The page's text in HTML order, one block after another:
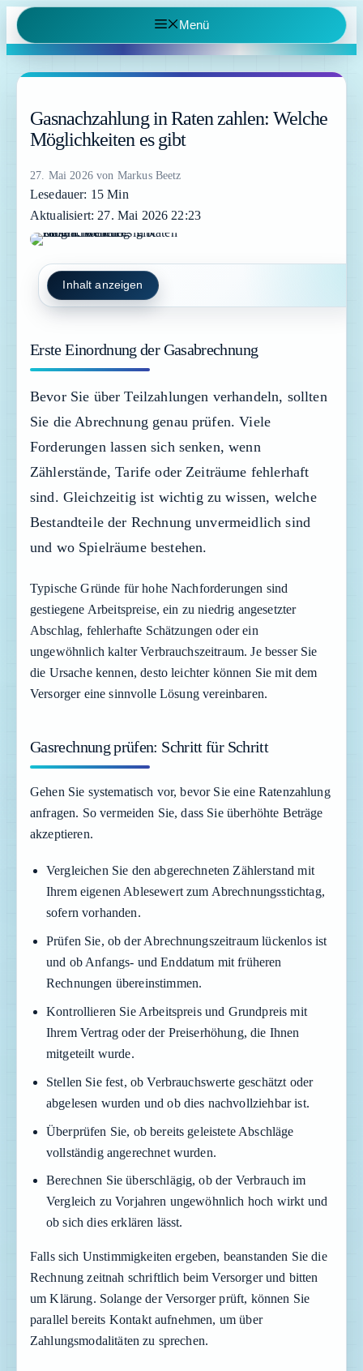
Zum
Inhalt
springen
Menü
Gasnachzahlung in Raten zahlen: Welche
Möglichkeiten es gibt
27. Mai 2026 von Markus Beetz
Lesedauer: 15 Min
Aktualisiert: 27. Mai 2026 22:23
Inhalt anzeigen
Erste Einordnung der Gasabrechnung
Bevor Sie über Teilzahlungen verhandeln, sollten
Sie die Abrechnung genau prüfen. Viele
Forderungen lassen sich senken, wenn
Zählerstände, Tarife oder Zeiträume fehlerhaft
sind. Gleichzeitig ist wichtig zu wissen, welche
Bestandteile der Rechnung unvermeidlich sind
und wo Spielräume bestehen.
Typische Gründe für hohe Nachforderungen sind
gestiegene Arbeitspreise, ein zu niedrig angesetzter
Abschlag, fehlerhafte Schätzungen oder ein
ungewöhnlich kalter Verbrauchszeitraum. Je besser Sie
die Ursache kennen, desto leichter können Sie mit dem
Versorger eine sinnvolle Lösung vereinbaren.
Gasrechnung prüfen: Schritt für Schritt
Gehen Sie systematisch vor, bevor Sie eine Ratenzahlung
anfragen. So vermeiden Sie, dass Sie überhöhte Beträge
akzeptieren.
Vergleichen Sie den abgerechneten Zählerstand mit
Ihrem eigenen Ablesewert zum Abrechnungsstichtag,
sofern vorhanden.
Prüfen Sie, ob der Abrechnungszeitraum lückenlos ist
und ob Anfangs- und Enddatum mit früheren
Rechnungen übereinstimmen.
Kontrollieren Sie Arbeitspreis und Grundpreis mit
Ihrem Vertrag oder der Preiserhöhung, die Ihnen
mitgeteilt wurde.
Stellen Sie fest, ob Verbrauchswerte geschätzt oder
abgelesen wurden und ob dies nachvollziehbar ist.
Überprüfen Sie, ob bereits geleistete Abschläge
vollständig angerechnet wurden.
Berechnen Sie überschlägig, ob der Verbrauch im
Vergleich zu Vorjahren ungewöhnlich hoch wirkt und
ob sich dies erklären lässt.
Falls sich Unstimmigkeiten ergeben, beanstanden Sie die
Rechnung zeitnah schriftlich beim Versorger und bitten
um Klärung. Solange der Versorger prüft, können Sie
parallel bereits Kontakt aufnehmen, um über
Zahlungsmodalitäten zu sprechen.